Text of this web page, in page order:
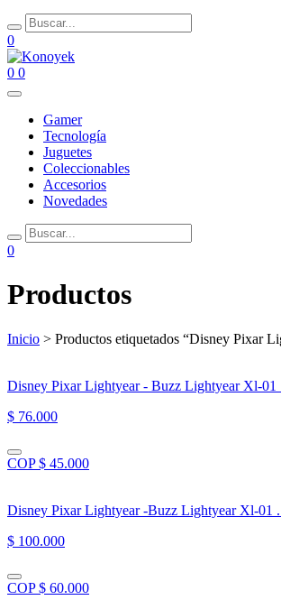
0
0 0
Gamer
Tecnología
Juguetes
Coleccionables
Accesorios
Novedades
0
Productos
Inicio > Productos etiquetados “Disney Pixar
Disney Pixar Lightyear - Buzz Lightyear Xl-01
$ 76.000
COP $ 45.000
Disney Pixar Lightyear -Buzz Lightyear Xl-01 .
$ 100.000
COP $ 60.000